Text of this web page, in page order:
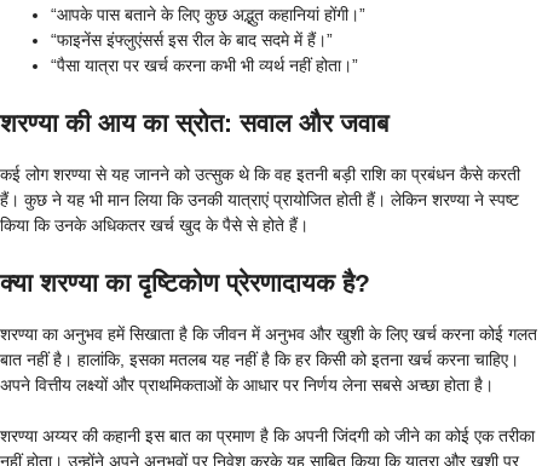
“आपके पास बताने के लिए कुछ अद्भुत कहानियां होंगी।”
“फाइनेंस इंफ्लुएंसर्स इस रील के बाद सदमे में हैं।”
“पैसा यात्रा पर खर्च करना कभी भी व्यर्थ नहीं होता।”
शरण्या की आय का स्रोत: सवाल और जवाब
कई लोग शरण्या से यह जानने को उत्सुक थे कि वह इतनी बड़ी राशि का प्रबंधन कैसे करती
हैं। कुछ ने यह भी मान लिया कि उनकी यात्राएं प्रायोजित होती हैं। लेकिन शरण्या ने स्पष्ट
किया कि उनके अधिकतर खर्च खुद के पैसे से होते हैं।
क्या शरण्या का दृष्टिकोण प्रेरणादायक है?
शरण्या का अनुभव हमें सिखाता है कि जीवन में अनुभव और खुशी के लिए खर्च करना कोई गलत
बात नहीं है। हालांकि, इसका मतलब यह नहीं है कि हर किसी को इतना खर्च करना चाहिए।
अपने वित्तीय लक्ष्यों और प्राथमिकताओं के आधार पर निर्णय लेना सबसे अच्छा होता है।
शरण्या अय्यर की कहानी इस बात का प्रमाण है कि अपनी जिंदगी को जीने का कोई एक तरीका
नहीं होता। उन्होंने अपने अनुभवों पर निवेश करके यह साबित किया कि यात्रा और खुशी पर